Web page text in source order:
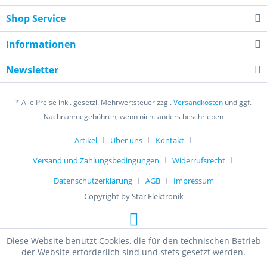
Shop Service
Informationen
Newsletter
* Alle Preise inkl. gesetzl. Mehrwertsteuer zzgl.Versandkosten und ggf.
Nachnahmegebühren, wenn nicht anders beschrieben
Artikel Über uns
Kontakt
Versand und Zahlungsbedingungen
Widerrufsrecht
Datenschutzerklärung
AGB
Impressum
Copyright by Star Elektronik
Diese Website benutzt Cookies, die für den technischen Betrieb
der Website erforderlich sind und stets gesetzt werden.